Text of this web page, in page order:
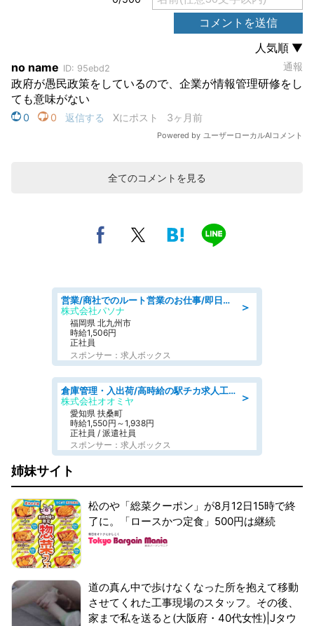
全てのコメントを見る
＞
営業/商社でのルート営業のお仕事/即日勤務可/車通勤可/営業
株式会社パソナ
福岡県 北九州市
時給1,506円
正社員
スポンサー：求人ボックス
＞
倉庫管理・入出荷/高時給の駅チカ求人工場内で荷物の受け取り・確認スタッフ
株式会社オオミヤ
愛知県 扶桑町
時給1,550円～1,938円
正社員 / 派遣社員
スポンサー：求人ボックス
姉妹サイト
松のや「総菜クーポン」が8月12日15時で終
了に。「ロースかつ定食」500円は継続
道の真ん中で歩けなくなった所を抱えて移動
させてくれた工事現場のスタッフ。その後、
家まで私を送ると(大阪府・40代女性)|Jタウ